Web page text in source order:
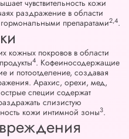
чувствительность кожи
раздражение в области
препаратами2,4.
кожных покровов в области
4. Кофеиносодержащие
и потоотделение, создавая
Арахис, орехи, мед,
специи содержат
слизистую
кожи интимной зоны3.